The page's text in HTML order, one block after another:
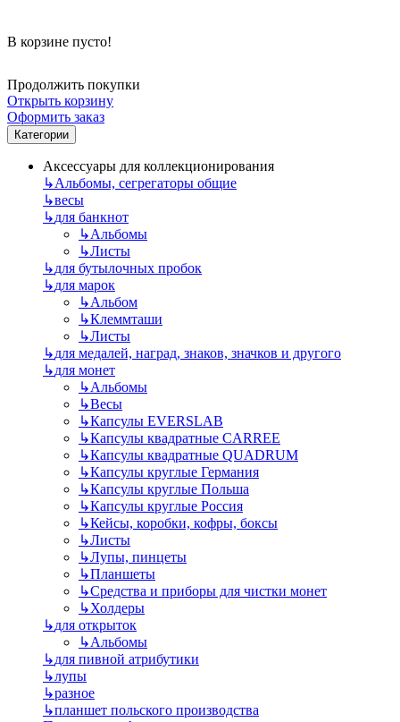
В корзине пусто!
Продолжить покупки
Открыть корзину
Оформить заказ
Категории
Аксессуары для коллекционирования
↳Альбомы, сегрегаторы общие
↳весы
↳для банкнот
↳Альбомы
↳Листы
↳для бутылочных пробок
↳для марок
↳Альбом
↳Клеммташи
↳Листы
↳для медалей, наград, знаков, значков и другого
↳для монет
↳Альбомы
↳Весы
↳Капсулы EVERSLAB
↳Капсулы квадратные CARREE
↳Капсулы квадратные QUADRUM
↳Капсулы круглые Германия
↳Капсулы круглые Польша
↳Капсулы круглые Россия
↳Кейсы, коробки, кофры, боксы
↳Листы
↳Лупы, пинцеты
↳Планшеты
↳Средства и приборы для чистки монет
↳Холдеры
↳для открыток
↳Альбомы
↳для пивной атрибутики
↳лупы
↳разное
↳планшет польского производства